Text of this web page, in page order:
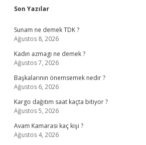
Sidebar
Son Yazılar
Sunam ne demek TDK ?
Ağustos 8, 2026
Kadın azmagı ne demek ?
Ağustos 7, 2026
Başkalarının önemsemek nedir ?
Ağustos 6, 2026
Kargo dağıtım saat kaçta bitiyor ?
Ağustos 5, 2026
Avam Kamarası kaç kişi ?
Ağustos 4, 2026